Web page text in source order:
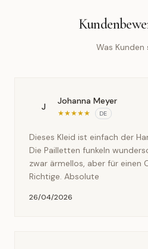
Was Kunden
J
Johanna Meyer
★★★★★ DE
Dieses Kleid ist einfach der
Die Pailletten funkeln
zwar ärmellos, aber für einen
Richtige. Absolute
26/04/2026